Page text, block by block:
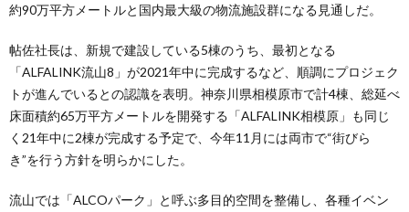
約90万平方メートルと国内最大級の物流施設群になる見通しだ。
帖佐社長は、新規で建設している5棟のうち、最初となる
「ALFALINK流山8」が2021年中に完成するなど、順調にプロジェク
トが進んでいるとの認識を表明。神奈川県相模原市で計4棟、総延べ
床面積約65万平方メートルを開発する「ALFALINK相模原」も同じ
く21年中に2棟が完成する予定で、今年11月には両市で“街びら
き”を行う方針を明らかにした。
流山では「ALCOパーク」と呼ぶ多目的空間を整備し、各種イベン